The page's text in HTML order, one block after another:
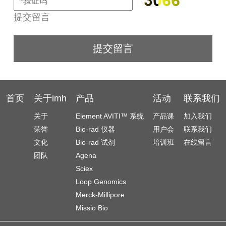
提交留言
首页 关于imh
关于
荣誉
文化
团队
产品
Element AVITI™ 系统
Bio-rad 仪器
Bio-rad 试剂
Agena
Sciex
Loop Genomics
Merck-Millipore
Missio Bio
活动
产品课
用户会
培训班
联系我们
加入我们
联系我们
在线留言